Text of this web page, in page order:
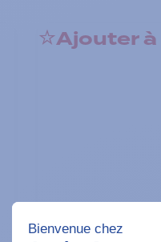
Ajouter